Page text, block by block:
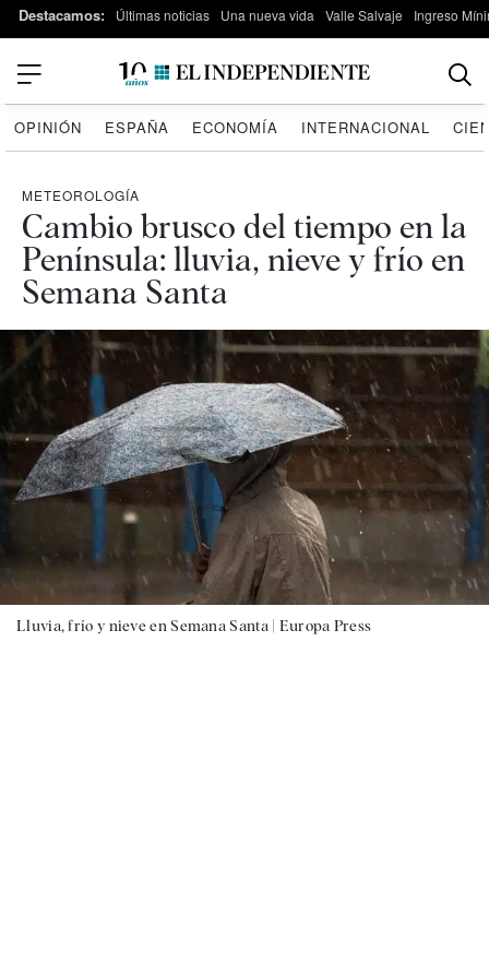
Destacamos: Últimas noticias Una nueva vida Valle Salvaje Ingreso
OPINIÓN ESPAÑA ECONOMÍA INTERNACIONAL
METEOROLOGÍA
Cambio brusco del tiempo en la
Península: lluvia, nieve y frío en
Semana Santa
Lluvia, frío y nieve en Semana Santa | Europa Press